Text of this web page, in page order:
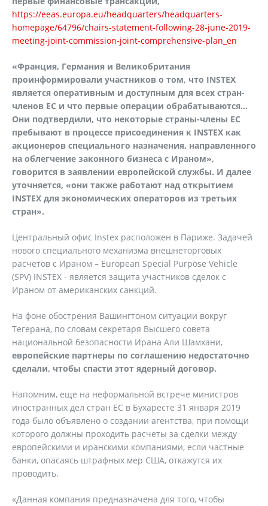
https://eeas.europa.eu/headquarters/headquarters-
homepage/64796/chairs-statement-following-28-june-2019-
meeting-joint-commission-joint-comprehensive-plan_en
«Франция, Германия и Великобритания
проинформировали участников о том, что INSTEX
является оперативным и доступным для всех стран-
членов ЕС и что первые операции обрабатываются…
Они подтвердили, что некоторые страны-члены ЕС
пребывают в процессе присоединения к INSTEX как
акционеров специального назначения, направленного
на облегчение законного бизнеса с Ираном»,
говорится в заявлении европейской службы. И далее
уточняется, «они также работают над открытием
INSTEX для экономических операторов из третьих
стран».
Центральный офис Instex расположен в Париже. Задачей
нового специального механизма внешнеторговых
расчетов с Ираном – European Special Purpose Vehicle
(SPV) INSTEX - является защита участников сделок с
Ираном от американских санкций.
На фоне обострения Вашингтоном ситуации вокруг
Тегерана, по словам секретаря Высшего совета
национальной безопасности Ирана Али Шамхани,
европейские партнеры по соглашению недостаточно
сделали, чтобы спасти этот ядерный договор.
Напомним, еще на неформальной встрече министров
иностранных дел стран ЕС в Бухаресте 31 января 2019
года было объявлено о создании агентства, при помощи
которого должны проходить расчеты за сделки между
европейскими и иранскими компаниями, если частные
банки, опасаясь штрафных мер США, откажутся их
проводить.
«Данная компания предназначена для того, чтобы